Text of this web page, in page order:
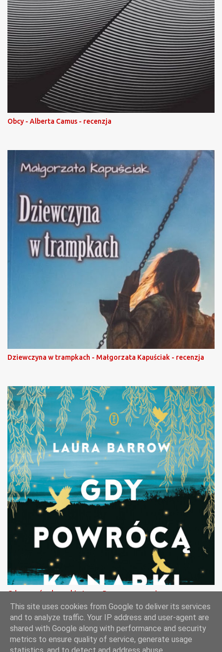
Obcy - Alberta Camus - recenzja
Dziewczyna w trampkach - Małgorzata Kapuściak - recenzja
Gdy powrócą kanarki - Laura Barrow - recenzja
Obsługiwane przez usługę Blogger
This site uses cookies from Google to deliver its services
and to analyze traffic. Your IP address and user-agent are
shared with Google along with performance and security
metrics to ensure quality of service, generate usage